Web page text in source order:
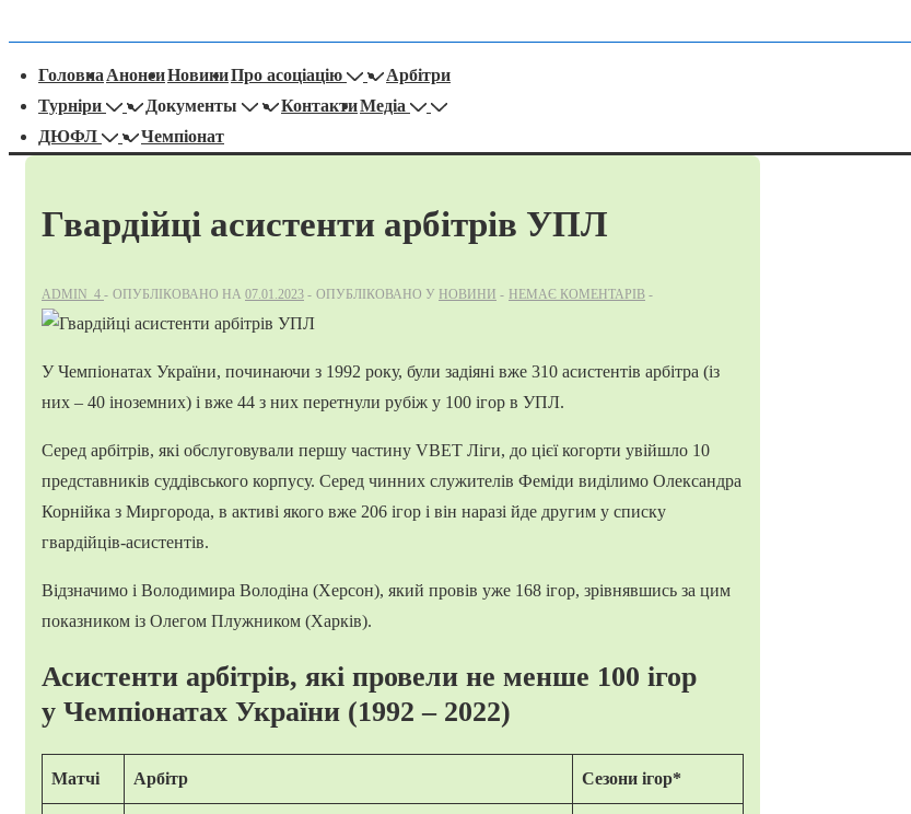
Головна АнонсиНовиниПро асоціацію
Арбітри
Турніри
Документы КонтактиМедіа
ДЮФЛ
Чемпіонат
Гвардійці асистенти арбітрів УПЛ
ADMIN_4 ОПУБЛІКОВАНО НА 07.01.2023 ОПУБЛІКОВАНО У НОВИНИ НЕМАЄ КОМЕНТАРІВ
У Чемпіонатах України, починаючи з 1992 року, були задіяні вже 310 асистентів арбітра (із
них – 40 іноземних) і вже 44 з них перетнули рубіж у 100 ігор в УПЛ.
Серед арбітрів, які обслуговували першу частину VBET Ліги, до цієї когорти увійшло 10
представників суддівського корпусу. Серед чинних служителів Феміди виділимо Олександра
Корнійка з Миргорода, в активі якого вже 206 ігор і він наразі йде другим у списку
гвардійців-асистентів.
Відзначимо і Володимира Володіна (Херсон), який провів уже 168 ігор, зрівнявшись за цим
показником із Олегом Плужником (Харків).
Асистенти арбітрів, які провели не менше 100 ігор
у Чемпіонатах України (1992 – 2022)
Матчі Арбітр Сезони ігор*